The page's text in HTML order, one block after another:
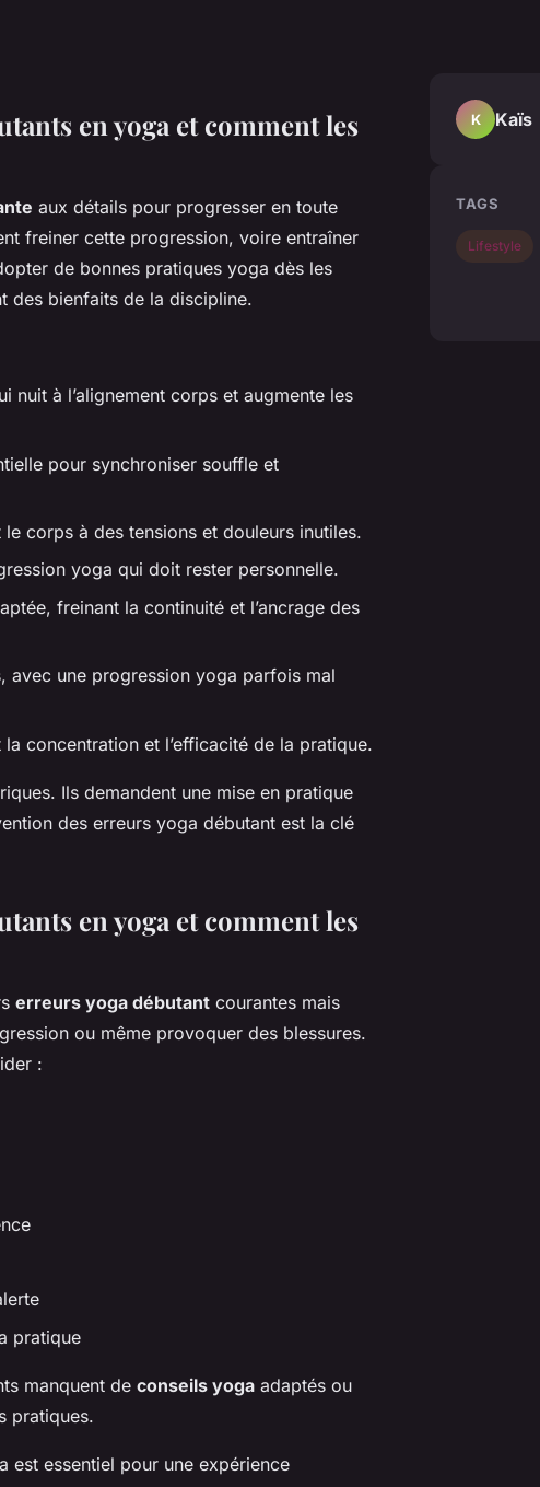
en yoga et comment les
aux détails pour progresser en toute
freiner cette progression, voire entraîner
de bonnes pratiques yoga dès les
des bienfaits de la discipline.
à l’alignement corps et augmente les
pour synchroniser souffle et
corps à des tensions et douleurs inutiles.
yoga qui doit rester personnelle.
freinant la continuité et l’ancrage des
avec une progression yoga parfois mal
concentration et l’efficacité de la pratique.
Ils demandent une mise en pratique
des erreurs yoga débutant est la clé
en yoga et comment les
erreurs yoga débutant courantes mais
ou même provoquer des blessures.
:
pratique
manquent de conseils yoga adaptés ou
pratiques.
est essentiel pour une expérience
K Kaïs
TAGS
Lifestyle